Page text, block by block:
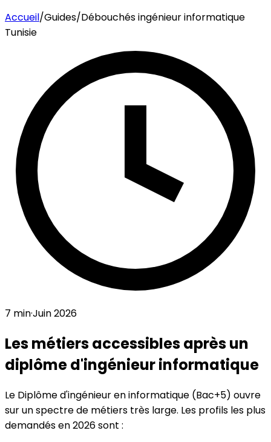
Accueil/Guides/Débouchés ingénieur informatique
Tunisie
7 min·Juin 2026
Les métiers accessibles après un
diplôme d'ingénieur informatique
Le Diplôme d'ingénieur en informatique (Bac+5) ouvre
sur un spectre de métiers très large. Les profils les plus
demandés en 2026 sont :